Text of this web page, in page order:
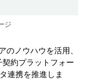
ジ
ノウハウを活用、
約プラットフォー
連携を推進しま